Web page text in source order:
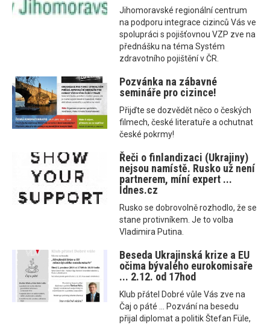
Jihomoravské regionální centrum
na podporu integrace cizinců Vás ve
spolupráci s pojišťovnou VZP zve na
přednášku na téma Systém
zdravotního pojištění v ČR.
Pozvánka na zábavné
semináře pro cizince!
Přijďte se dozvědět něco o českých
filmech, české literatuře a ochutnat
české pokrmy!
Řeči o finlandizaci (Ukrajiny)
nejsou namístě. Rusko už není
partnerem, míní expert ...
Idnes.cz
Rusko se dobrovolně rozhodlo, že se
stane protivníkem. Je to volba
Vladimira Putina.
Beseda Ukrajinská krize a EU
očima bývalého eurokomisaře
... 2.12. od 17hod
Klub přátel Dobré vůle Vás zve na
Čaj o páté ... Pozvání na besedu
přijal diplomat a politik Štefan Füle,